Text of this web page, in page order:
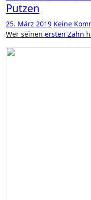
Putzen
25. März 2019 Keine
Wer seinen ersten Zahn